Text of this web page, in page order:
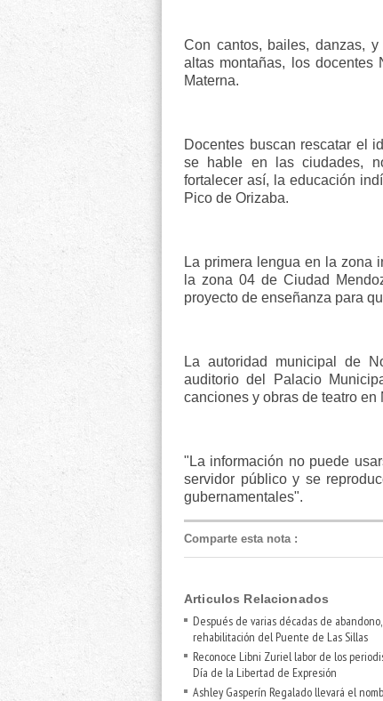
Con cantos, bailes, danzas,
altas montañas, los docentes
Materna.
Docentes buscan rescatar el
se hable en las ciudades,
fortalecer así, la educación
Pico de Orizaba.
La primera lengua en la zona
la zona 04 de Ciudad
proyecto de enseñanza para
La autoridad municipal de
auditorio del Palacio
canciones y obras de teatro en
"La información no puede
servidor público y se
gubernamentales".
Comparte esta nota:
Articulos Relacionados
Después de varias décadas de
rehabilitación del Puente de Las Sillas
Reconoce Libni Zuriel labor de los
Día de la Libertad de Expresión
Ashley Gasperín Regalado llevará el